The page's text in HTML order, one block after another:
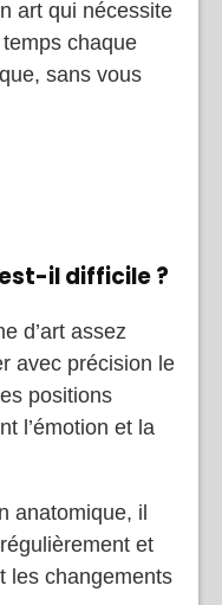
art qui nécessite
chaque
sans vous
il difficile ?
d’art assez
avec précision le
positions
l’émotion et la
anatomique, il
et
les changements